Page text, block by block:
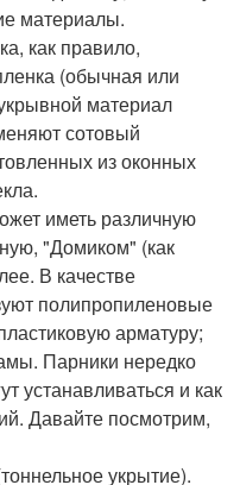
материалы.
как правило,
(обычная или
материал
сотовый
из оконных
иметь различную
"Домиком" (как
В качестве
полипропиленовые
арматуру;
Парники нередко
устанавливаться и как
Давайте посмотрим,
укрытие).